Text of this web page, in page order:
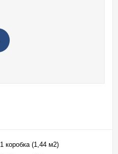
1 коробка (1,44 м2)